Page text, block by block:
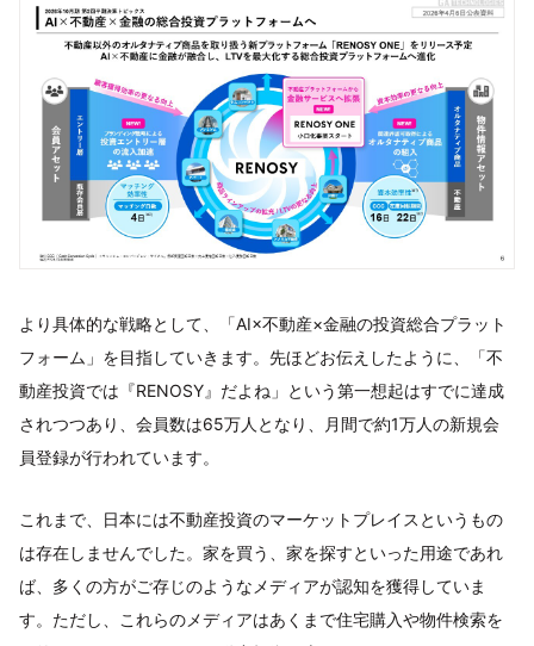
より具体的な戦略として、「AI×不動産×金融の投資総合プラット
フォーム」を目指していきます。先ほどお伝えしたように、「不
動産投資では『RENOSY』だよね」という第一想起はすでに達成
されつつあり、会員数は65万人となり、月間で約1万人の新規会
員登録が行われています。
これまで、日本には不動産投資のマーケットプレイスというもの
は存在しませんでした。家を買う、家を探すといった用途であれ
ば、多くの方がご存じのようなメディアが認知を獲得していま
す。ただし、これらのメディアはあくまで住宅購入や物件検索を